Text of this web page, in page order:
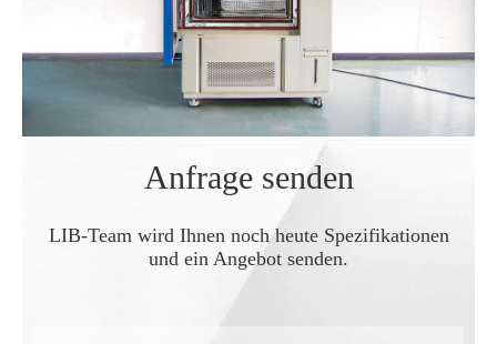
Anfrage senden
LIB-Team wird Ihnen noch heute Spezifikationen
und ein Angebot senden.